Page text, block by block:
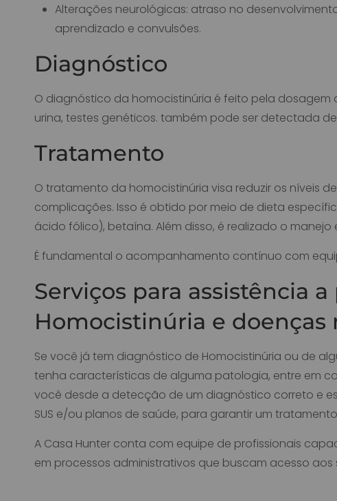
Alterações neurológicas: atraso no
aprendizado e convulsões.
Diagnóstico
O diagnóstico da homocistinúria é feito pela
urina, testes genéticos. também pode ser detectada
Tratamento
O tratamento da homocistinúria visa reduzir os níveis
complicações. Isso é obtido por meio de dieta
ácido fólico), betaína. Além disso, é realizado o
É fundamental o acompanhamento contínuo com
Serviços para assistência a
Homocistinúria e doenças
Se você já tem diagnóstico de Homocistinúria ou de
tenha características de alguma patologia, entre em
você desde a detecção de um diagnóstico correto e
SUS e/ou planos de saúde, para garantir um
A Casa Hunter conta com equipe de profissionais
em processos administrativos que buscam acesso